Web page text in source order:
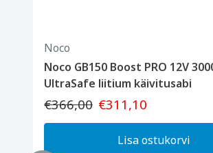
Noco
Noco GB150 Boost PRO 12V
UltraSafe liitium käivitusabi
€366,00 €311,10
Lisa ostukorvi